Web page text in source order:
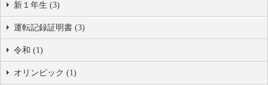
新１年生 (3)
運転記録証明書 (3)
令和 (1)
オリンピック (1)